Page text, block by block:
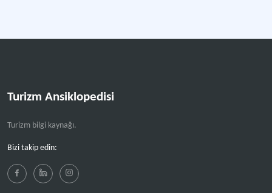
Turizm Ansiklopedisi
Turizm bilgi kaynağı.
Bizi takip edin: